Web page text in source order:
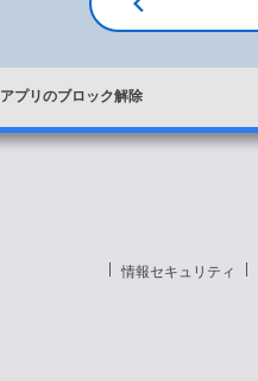
アプリのブロック解除
情報セキュリティ